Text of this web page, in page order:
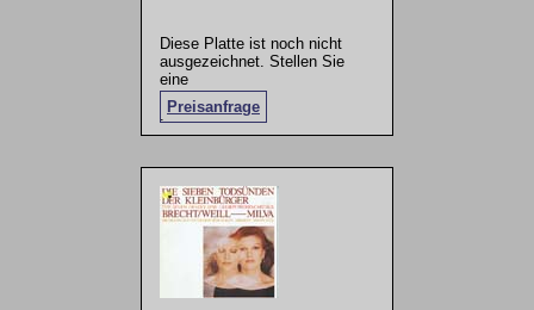
Diese Platte ist noch nicht
ausgezeichnet. Stellen Sie
eine
Preisanfrage